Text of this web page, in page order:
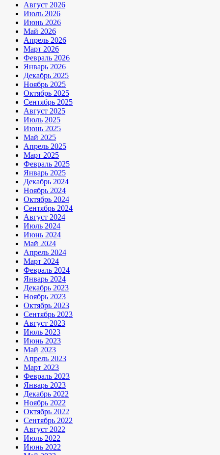
Август 2026
Июль 2026
Июнь 2026
Май 2026
Апрель 2026
Март 2026
Февраль 2026
Январь 2026
Декабрь 2025
Ноябрь 2025
Октябрь 2025
Сентябрь 2025
Август 2025
Июль 2025
Июнь 2025
Май 2025
Апрель 2025
Март 2025
Февраль 2025
Январь 2025
Декабрь 2024
Ноябрь 2024
Октябрь 2024
Сентябрь 2024
Август 2024
Июль 2024
Июнь 2024
Май 2024
Апрель 2024
Март 2024
Февраль 2024
Январь 2024
Декабрь 2023
Ноябрь 2023
Октябрь 2023
Сентябрь 2023
Август 2023
Июль 2023
Июнь 2023
Май 2023
Апрель 2023
Март 2023
Февраль 2023
Январь 2023
Декабрь 2022
Ноябрь 2022
Октябрь 2022
Сентябрь 2022
Август 2022
Июль 2022
Июнь 2022